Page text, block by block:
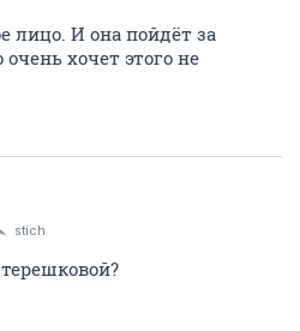
лицо. И она пойдёт за
хочет этого не
stich